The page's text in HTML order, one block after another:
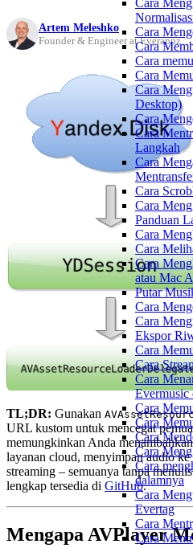
Cara
Cara
Cara
Cara
Cara
Cara
Desktop)
Cara
Cara
Langkah
Cara
Cara
Cara
Panduan
Cara
Cara
Cara
atau Mac
Putar
Cara
Cara
Ekspor
Cara
Cara
Cara
Evermusic
Cara
Cara
Cara
Cara
Cara
dalamnya
Cara
Evertag
Cara
Cara
Artem Meleshko
Founder & Engineer at Everappz
TL;DR: Gunakan
URL kustom untuk mencegat
memungkinkan Anda
layanan cloud, menyimpan audio
streaming – semuanya tanpa
lengkap tersedia di GitHub.
Mengapa AVPlayer